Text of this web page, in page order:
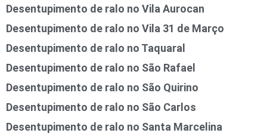
Desentupimento de ralo no Vila Aurocan
Desentupimento de ralo no Vila 31 de Março
Desentupimento de ralo no Taquaral
Desentupimento de ralo no São Rafael
Desentupimento de ralo no São Quirino
Desentupimento de ralo no São Carlos
Desentupimento de ralo no Santa Marcelina